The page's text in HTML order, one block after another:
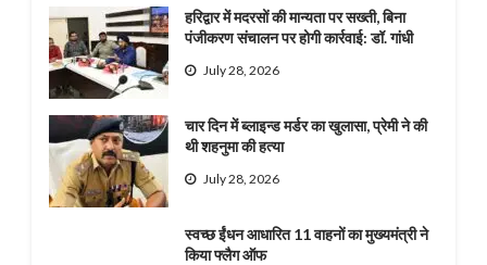
हरिद्वार में मदरसों की मान्यता पर सख्ती, बिना
पंजीकरण संचालन पर होगी कार्रवाई: डॉ. गांधी
July 28, 2026
चार दिन में ब्लाइन्ड मर्डर का खुलासा, प्रेमी ने की
थी शहनुमा की हत्या
July 28, 2026
स्वच्छ ईंधन आधारित 11 वाहनों का मुख्यमंत्री ने
किया फ्लैग ऑफ